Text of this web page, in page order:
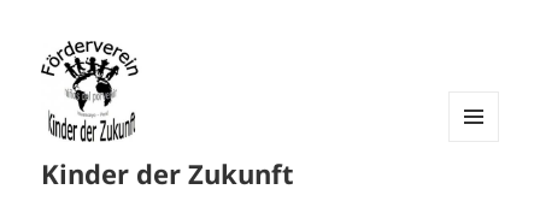
Kinder der Zukunft